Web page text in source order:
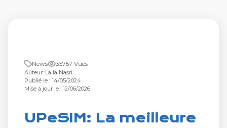
News 35757 Vues
Auteur: Laila Nasri
Publié le : 14/05/2024
Mise à jour le : 12/06/2026
UPeSIM: La meilleure